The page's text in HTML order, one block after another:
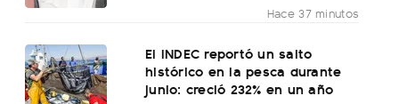
Hace 37 minutos
El INDEC reportó un salto
histórico en la pesca durante
junio: creció 232% en un año